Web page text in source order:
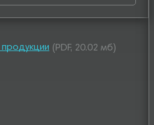
(PDF, 20.02 мб)